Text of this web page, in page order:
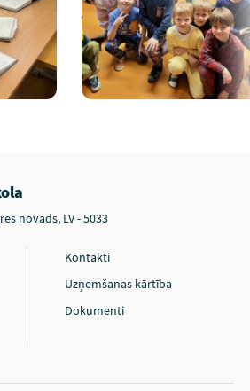
novads, LV - 5033
Kontakti
Uzņemšanas kārtība
Dokumenti